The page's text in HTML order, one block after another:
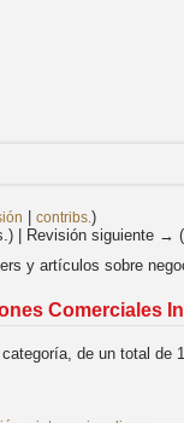
contribs.)
| Revisión siguiente →
y artículos sobre
Comerciales
de un total de